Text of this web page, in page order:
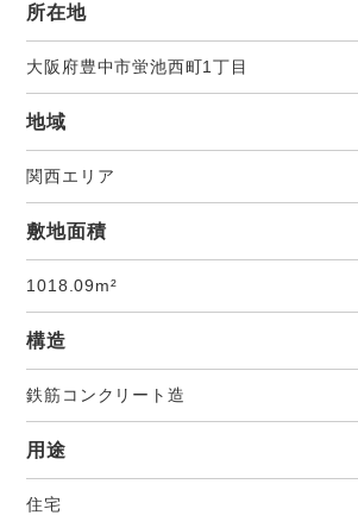
所在地
大阪府豊中市蛍池西町1丁目
地域
関西エリア
敷地面積
1018.09m²
構造
鉄筋コンクリート造
用途
住宅